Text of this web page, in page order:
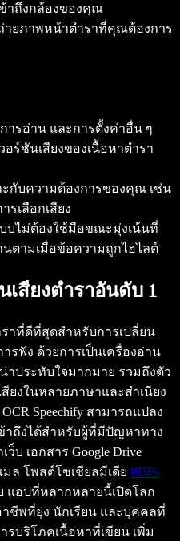
ข้าถึงกล้องของคุณ
ายภาพหน้าตำราที่คุณต้องการ
ารอ่าน และการตั้งค่าอื่น ๆ
อร์ชันเสียงของเนื้อหาตำรา
ะกับความต้องการของคุณ เช่น
รเลือกเสียง
บไม่ต้องใช้มือขณะมุ่งเน้นที่
นตามเมื่อข้อความถูกไฮไลต์
เสียงตำราอันดับ 1
ราที่ดีที่สุดสำหรับการเปลี่ยน
รฟัง ด้วยการเป็นเครื่องอ่าน
าประทับใจมากมาย รวมถึงตัว
สียงในหลายภาษาและสำเนียง
Speechify สามารถแปลง
าถึงได้สำหรับผู้ที่มีปัญหาทาง
บ เอกสาร Google Drive
ล โพสต์โซเชียลมีเดีย PDFs
แอปที่หลากหลายนี้เปิดโลก
ชีพที่ยุ่ง นักเรียน และบุคคลที่
บริโภคเนื้อหาที่เขียน เพิ่ม